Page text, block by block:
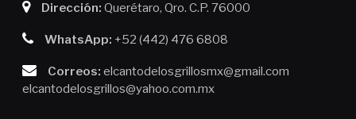
Dirección: Querétaro, Qro. C.P. 76000
WhatsApp: +52 (442) 476 6808
Correos: elcantodelosgrillosmx@gmail.com
elcantodelosgrillos@yahoo.com.mx